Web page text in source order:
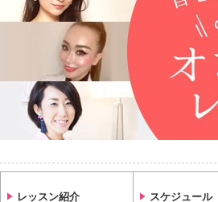
レッスン紹介 スケジュール